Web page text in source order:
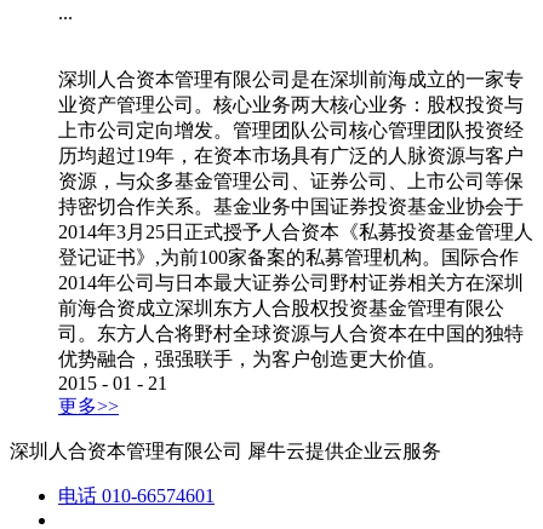
...
深圳人合资本管理有限公司是在深圳前海成立的一家专
业资产管理公司。核心业务两大核心业务：股权投资与
上市公司定向增发。管理团队公司核心管理团队投资经
历均超过19年，在资本市场具有广泛的人脉资源与客户
资源，与众多基金管理公司、证券公司、上市公司等保
持密切合作关系。基金业务中国证券投资基金业协会于
2014年3月25日正式授予人合资本《私募投资基金管理人
登记证书》,为前100家备案的私募管理机构。国际合作
2014年公司与日本最大证券公司野村证券相关方在深圳
前海合资成立深圳东方人合股权投资基金管理有限公
司。东方人合将野村全球资源与人合资本在中国的独特
优势融合，强强联手，为客户创造更大价值。
2015 - 01 - 21
更多>>
深圳人合资本管理有限公司 犀牛云提供企业云服务
电话 010-66574601